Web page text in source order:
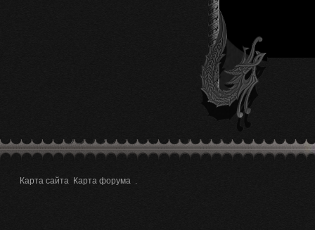
Карта сайта Карта форума